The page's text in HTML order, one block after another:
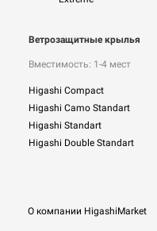
Ветрозащитные крылья
Вместимость: 1-4 мест
Higashi Compact
Higashi Camo Standart
Higashi Standart
Higashi Double Standart
О компании HigashiMarket